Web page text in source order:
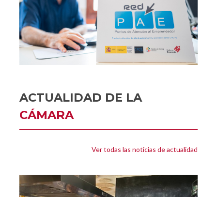
ACTUALIDAD DE LA
CÁMARA
Ver todas las noticias de actualidad